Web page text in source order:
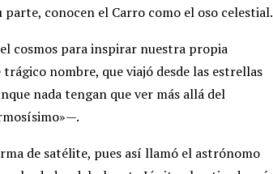
conocen el Carro como el oso celestial.
cosmos para inspirar nuestra propia
nombre, que viajó desde las estrellas
nada tengan que ver más allá del
de satélite, pues así llamó el astrónomo